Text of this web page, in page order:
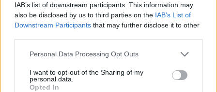
IAB’s list of downstream participants. This information may
also be disclosed by us to third parties on the IAB’s List of
Downstream Participants that may further disclose it to other
Personal Data Processing Opt Outs
I want to opt-out of the Sharing of my
personal data.
Opted In
volontarietà diRobinettdi “lasciare un
segno”, scoprì la stanza e chiamò
prontamente
per avere spiegazioni in
genere all’interno di un videogioco, prima,
e di unsoftware